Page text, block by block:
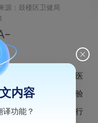
源：鼓楼区卫健局
三十五条的规定，医
以及停业、歇业和校验
日到2026年3月10日行
内容
功能？